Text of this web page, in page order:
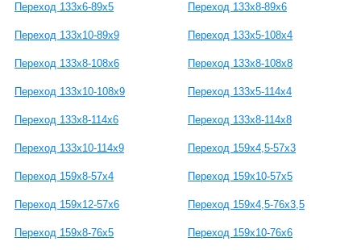
Переход 133х6-89х5 Переход 133х8-89х6
Переход 133х10-89х9 Переход 133х5-108х4
Переход 133х8-108х6 Переход 133х8-108х8
Переход 133х10-108х9 Переход 133х5-114х4
Переход 133х8-114х6 Переход 133х8-114х8
Переход 133х10-114х9 Переход 159х4,5-57х3
Переход 159х8-57х4 Переход 159х10-57х5
Переход 159х12-57х6 Переход 159х4,5-76х3,5
Переход 159х8-76х5 Переход 159х10-76х6